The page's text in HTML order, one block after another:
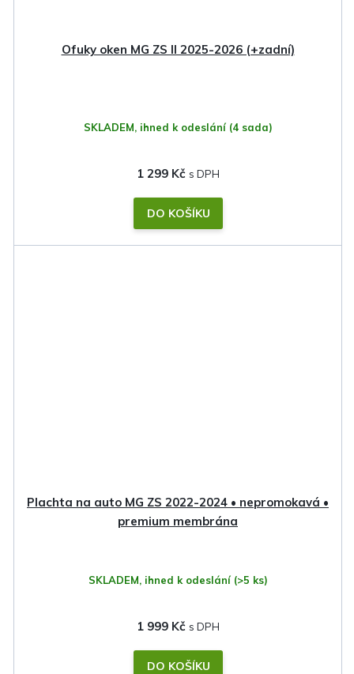
Ofuky oken MG ZS II 2025-2026 (+zadní)
SKLADEM, ihned k odeslání (4 sada)
1 299 Kč
DO KOŠÍKU
Plachta na auto MG ZS 2022-2024 • nepromokavá •
premium membrána
SKLADEM, ihned k odeslání (>5 ks)
1 999 Kč
DO KOŠÍKU